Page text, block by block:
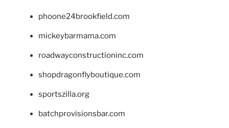
phoone24brookfield.com
mickeybarmama.com
roadwayconstructioninc.com
shopdragonflyboutique.com
sportszilla.org
batchprovisionsbar.com